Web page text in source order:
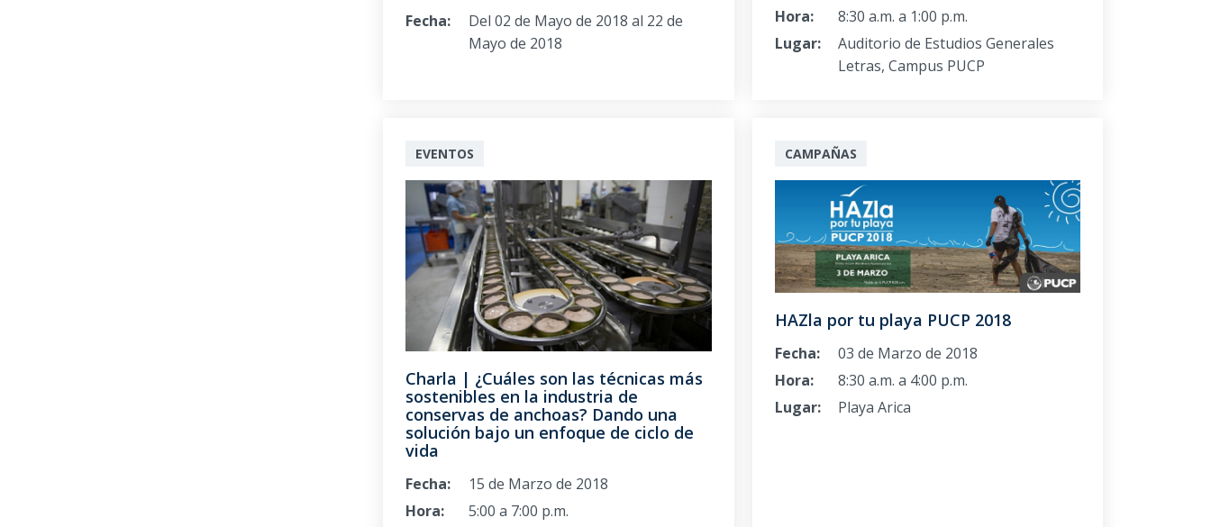
Fecha:
Del 02 de Mayo de 2018 al 22 de
Mayo de 2018
Hora:
8:30 a.m. a 1:00 p.m.
Lugar:
Auditorio de Estudios Generales
Letras, Campus PUCP
EVENTOS
Charla | ¿Cuáles son las técnicas más
sostenibles en la industria de
conservas de anchoas? Dando una
solución bajo un enfoque de ciclo de
vida
Fecha:
15 de Marzo de 2018
Hora:
5:00 a 7:00 p.m.
CAMPAÑAS
HAZla por tu playa PUCP 2018
Fecha:
03 de Marzo de 2018
Hora:
8:30 a.m. a 4:00 p.m.
Lugar:
Playa Arica